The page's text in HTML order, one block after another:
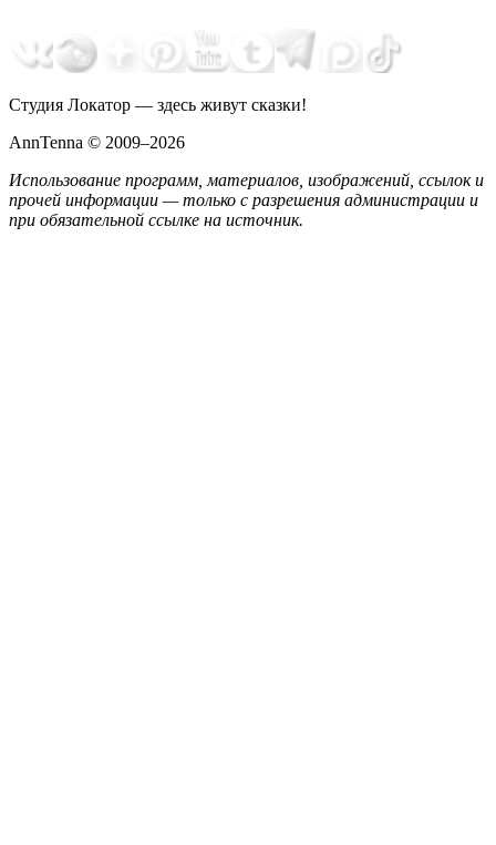
Студия Локатор — здесь живут сказки!
AnnTenna © 2009–2026
Использование программ, материалов, изображений, ссылок и
прочей информации — только с разрешения администрации и
при обязательной ссылке на источник.